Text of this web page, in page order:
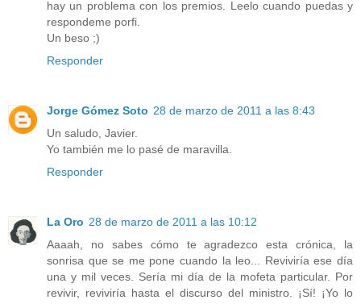
hay un problema con los premios. Leelo cuando puedas y
respondeme porfi.
Un beso ;)
Responder
Jorge Gómez Soto 28 de marzo de 2011 a las 8:43
Un saludo, Javier.
Yo también me lo pasé de maravilla.
Responder
La Oro 28 de marzo de 2011 a las 10:12
Aaaah, no sabes cómo te agradezco esta crónica, la
sonrisa que se me pone cuando la leo... Reviviría ese día
una y mil veces. Sería mi día de la mofeta particular. Por
revivir, reviviría hasta el discurso del ministro. ¡Sí! ¡Yo lo